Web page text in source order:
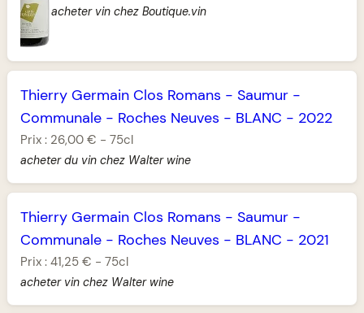
acheter vin chez Boutique.vin
Thierry Germain Clos Romans - Saumur -
Communale - Roches Neuves - BLANC - 2022
Prix : 26,00 € - 75cl
acheter du vin chez Walter wine
Thierry Germain Clos Romans - Saumur -
Communale - Roches Neuves - BLANC - 2021
Prix : 41,25 € - 75cl
acheter vin chez Walter wine